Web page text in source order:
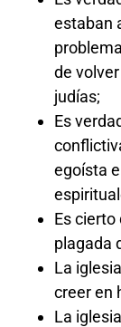
estaban
de
judías;
Es
egoísta
Es cierto
plagada
La
creer en
La